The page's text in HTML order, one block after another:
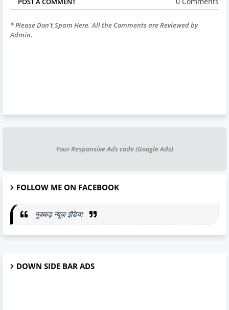
* Please Don't Spam Here. All the Comments are Reviewed by
Admin.
Your Responsive Ads code (Google Ads)
FOLLOW ME ON FACEBOOK
नुक्कड़ न्यूज़ इंडिया
DOWN SIDE BAR ADS